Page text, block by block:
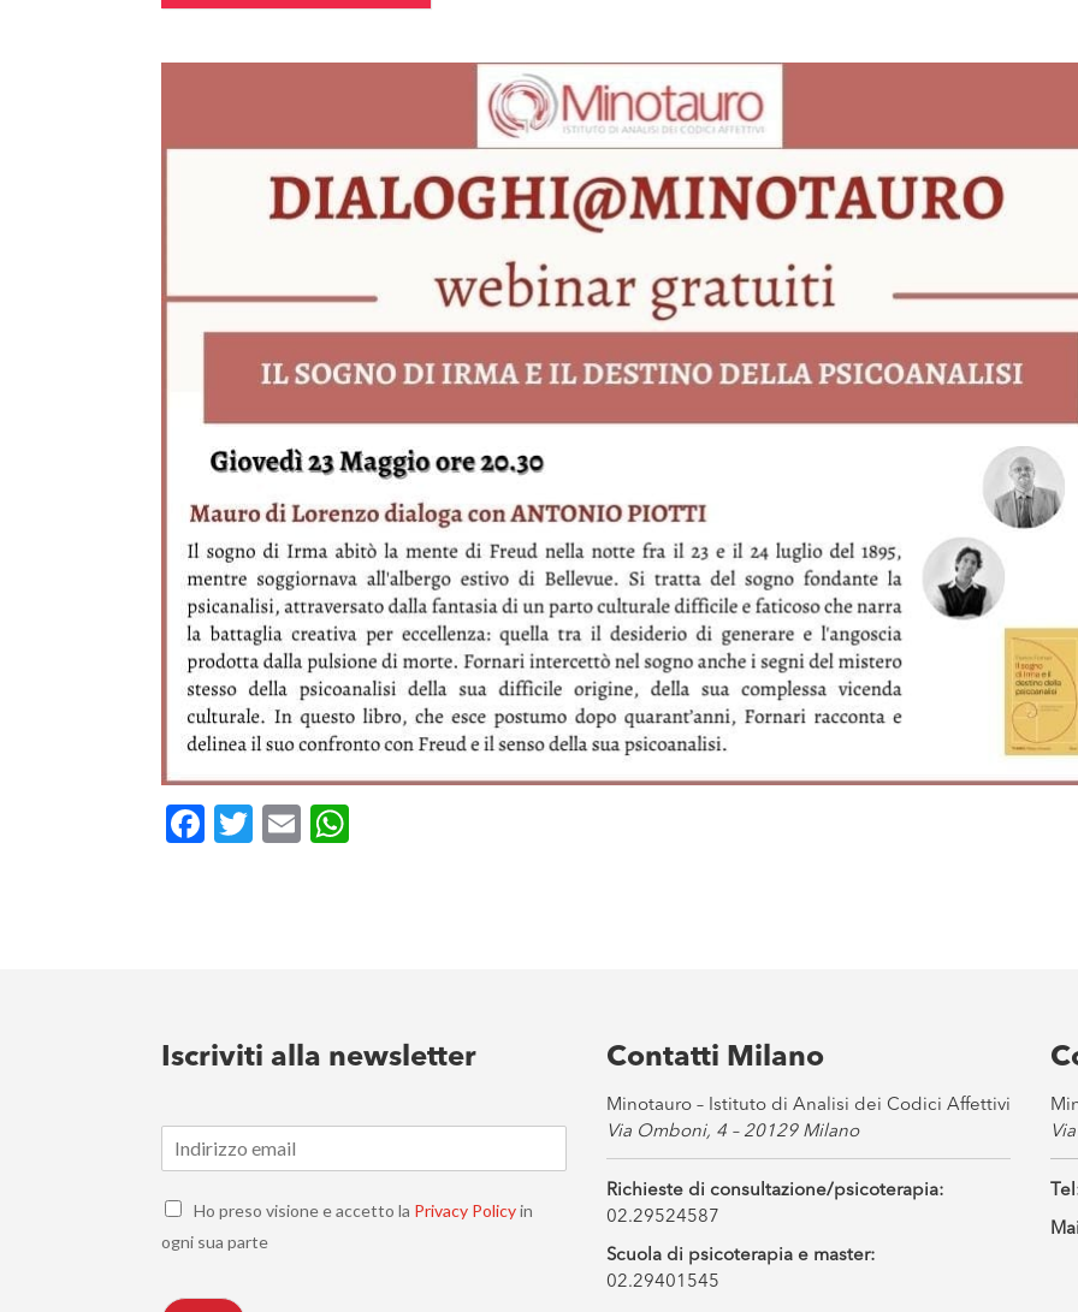
Facebook
Twitter
Email
Iscriviti alla newsletter
m
i
*
C
e
k
Ho preso visione e accetto la Privacy Policyin
ogni sua parte
Contatti Milano
Minotauro – Istituto di Analisi dei Codici Affettivi
Via Omboni, 4 – 20129 Milano
Richieste di consultazione/psicoterapia:
02.29524587
Scuola di psicoterapia e master:
02.29401545